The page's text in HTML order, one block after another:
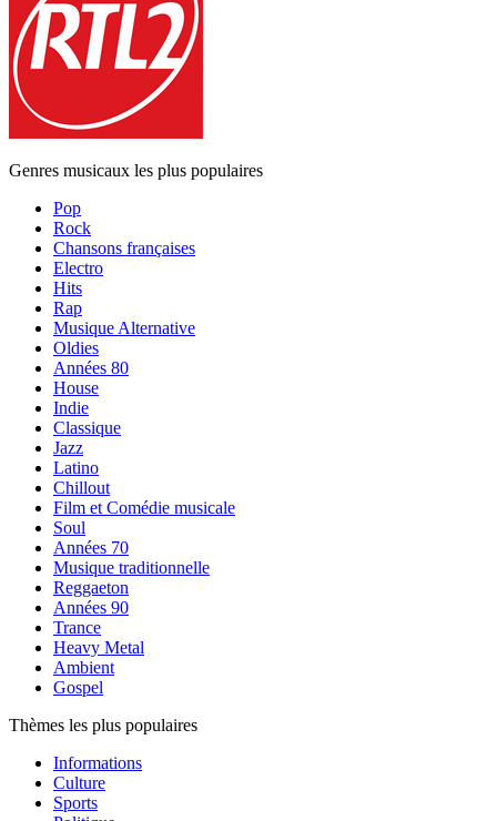
Genres musicaux les plus populaires
Pop
Rock
Chansons françaises
Electro
Hits
Rap
Musique Alternative
Oldies
Années 80
House
Indie
Classique
Jazz
Latino
Chillout
Film et Comédie musicale
Soul
Années 70
Musique traditionnelle
Reggaeton
Années 90
Trance
Heavy Metal
Ambient
Gospel
Thèmes les plus populaires
Informations
Culture
Sports